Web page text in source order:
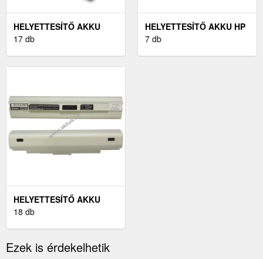
HELYETTESÍTŐ AKKU
SONY-ERICSSON XPERIA
17 db
HELYETTESÍTŐ AKKU HP
TÍPUS 593554-001
7 db
HELYETTESÍTŐ AKKU
ACER ASPIRE ONE 531
18 db
Ezek is érdekelhetik